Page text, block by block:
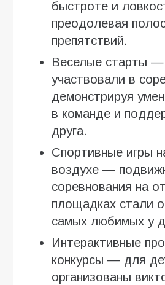
быстроте и
преодолевая
препятствий.
Веселые старты —
участвовали в
демонстрируя
в команде и
друга.
Спортивные игры
воздухе —
соревнования на
площадках стали
самых любимых у
Интерактивные
конкурсы — для
организованы